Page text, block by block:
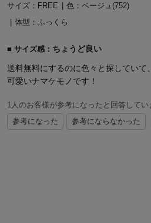
サイズ：FREE | 色：ベージュ(752)
体型： ふっくら
サイズ感： ちょうど良い
送料無料にするのに色々と探してい
可愛いナマケモノです！
1人のお客様が参考になったと回答してい
参考になった
参考にならなかった